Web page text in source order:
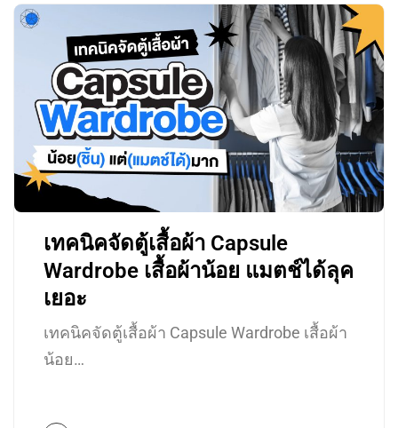
เทคนิคจัดตู้เสื้อผ้า Capsule
Wardrobe เสื้อผ้าน้อย แมตช์ได้ลุค
เยอะ
เทคนิคจัดตู้เสื้อผ้า Capsule Wardrobe เสื้อผ้า
น้อย…